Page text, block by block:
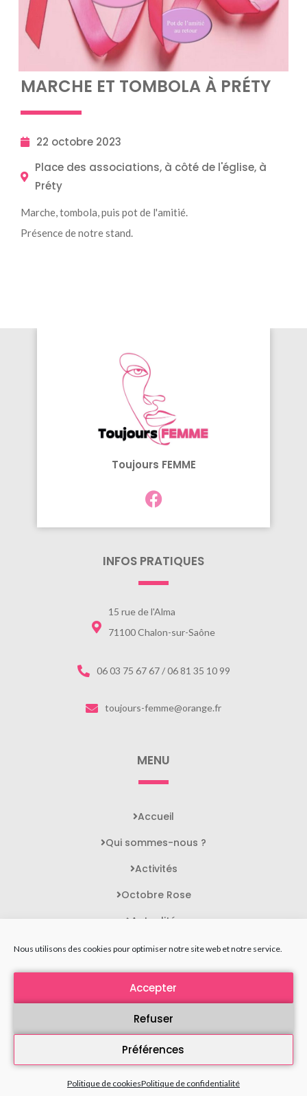
Nous utilisons des cookies pour optimiser notre site web et notre service.
Accepter
Refuser
Préférences
Politique de cookiesPolitique de confidentialité
MARCHE ET TOMBOLA À PRÉTY
22 octobre 2023
Place des associations, à côté de l'église, à
Préty
Marche, tombola, puis pot de l'amitié.
Présence de notre stand.
Toujours FEMME
INFOS PRATIQUES
15 rue de l'Alma
71100 Chalon-sur-Saône
06 03 75 67 67 / 06 81 35 10 99
toujours-femme@orange.fr
MENU
Accueil
Qui sommes-nous ?
Activités
Octobre Rose
Actualités
Contact
STATUTS DE L'ASSOCIATION
POLITIQUE DE CONFIDENTIALITÉ
PLAN DU SITE
Toujours FEMME 2025 - Tous droits réservés Agence Polaris